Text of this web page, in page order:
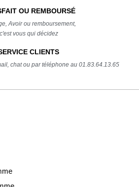
OU REMBOURSÉ
Avoir ou remboursement,
c'est vous qui décidez
CLIENTS
chat ou par téléphone au 01.83.64.13.65